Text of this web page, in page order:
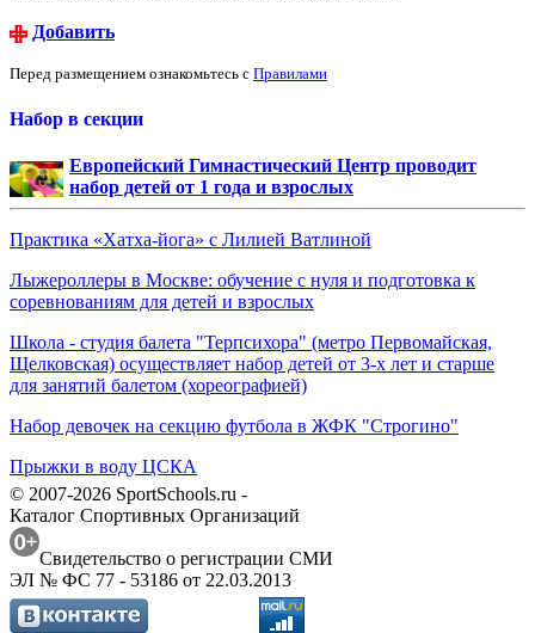
Добавить
Перед размещением ознакомьтесь с Правилами
Набор в секции
Европейский Гимнастический Центр проводит
набор детей от 1 года и взрослых
Практика «Хатха-йога» с Лилией Ватлиной
Лыжероллеры в Москве: обучение с нуля и подготовка к
соревнованиям для детей и взрослых
Школа - студия балета "Терпсихора" (метро Первомайская,
Щелковская) осуществляет набор детей от 3-х лет и старше
для занятий балетом (хореографией)
Набор девочек на секцию футбола в ЖФК "Строгино"
Прыжки в воду ЦСКА
© 2007-2026 SportSchools.ru -
Каталог Спортивных Организаций
Свидетельство о регистрации СМИ
ЭЛ № ФС 77 - 53186 от 22.03.2013